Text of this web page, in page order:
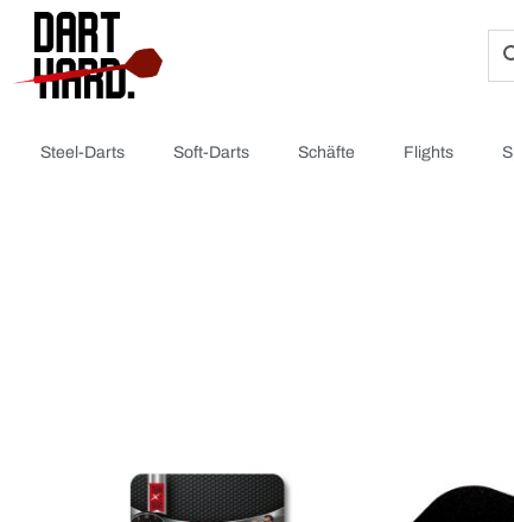
Steel-Darts Soft-Darts Schäfte Flights